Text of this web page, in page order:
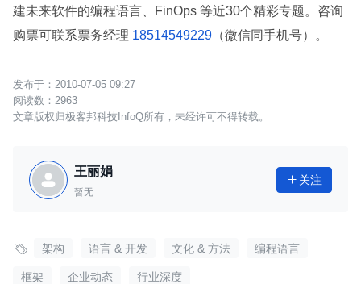
建未来软件的编程语言、FinOps 等近30个精彩专题。咨询
购票可联系票务经理 18514549229 （微信同手机号）。
2010-07-05 09:27
2963
文章版权归极客邦科技InfoQ所有，未经许可不得转载。
王丽娟
暂无
 关注
 架构 语言 & 开发 文化 & 方法 编程语言
框架 企业动态 行业深度